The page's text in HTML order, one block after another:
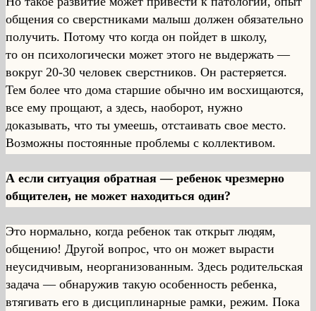
общения со сверстниками малыш должен обязательно
получить. Потому что когда он пойдет в школу,
то он психологически может этого не выдержать —
вокруг 20-30 человек сверстников. Он растеряется.
Тем более что дома старшие обычно им восхищаются,
все ему прощают, а здесь, наоборот, нужно
доказывать, что ты умеешь, отстаивать свое место.
Возможны постоянные проблемы с коллективом.
А если ситуация обратная — ребенок чрезмерно
общителен, не может находиться один?
Это нормально, когда ребенок так открыт людям,
общению! Другой вопрос, что он может вырасти
неусидчивым, неорганизованным. Здесь родительская
задача — обнаружив такую особенность ребенка,
втягивать его в дисциплинарные рамки, режим. Пока